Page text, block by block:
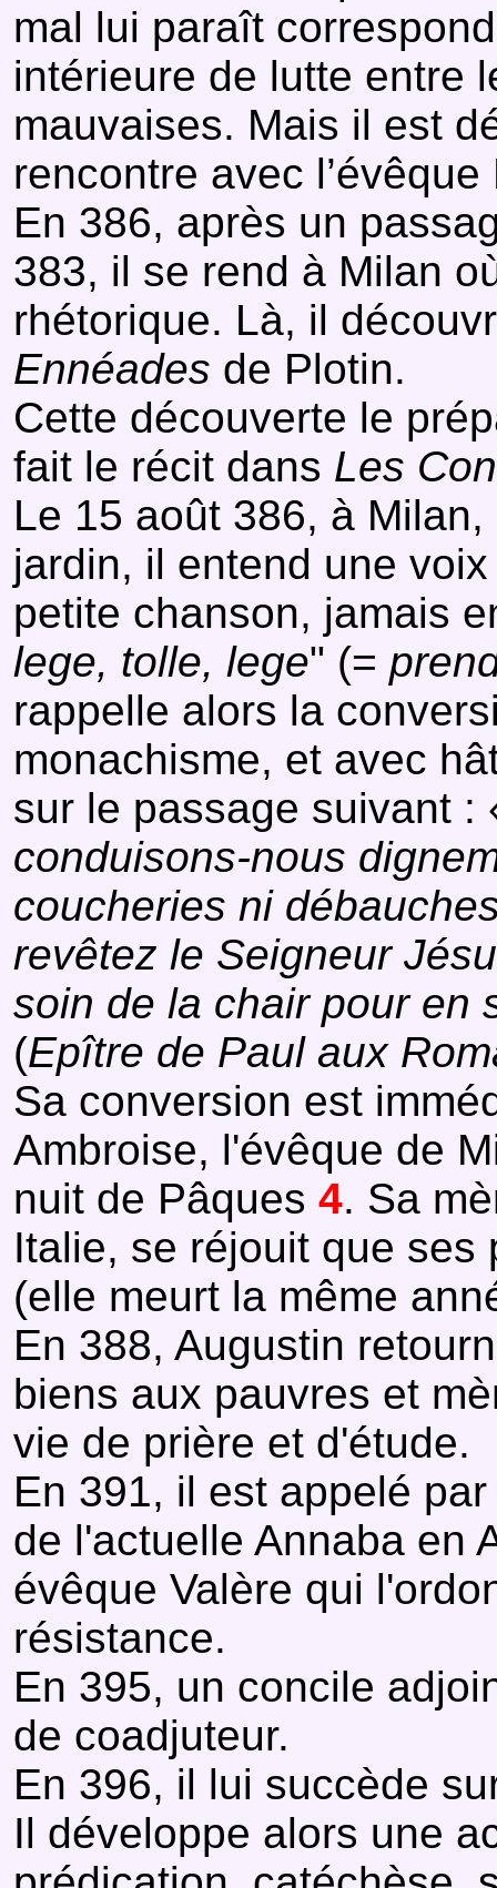
mal lui paraît
intérieure de lutte entre
mauvaises. Mais il est
rencontre avec
En 386, après un
383, il se rend à Milan
rhétorique. Là, il
Ennéades de Plotin.
Cette découverte le
fait le récit dans Les
Le 15 août 386, à
jardin, il entend une
petite chanson, jamais
lege, tolle, lege" (=
rappelle alors la
monachisme, et avec
sur le passage suivant :
conduisons-nous
coucheries ni
revêtez le Seigneur
soin de la chair pour en
(Epître de Paul aux
Sa conversion est
Ambroise, l'évêque de
nuit de Pâques 4. Sa
Italie, se réjouit que
(elle meurt la même
En 388, Augustin
biens aux pauvres et
vie de prière et d'étude.
En 391, il est appelé
de l'actuelle Annaba en
évêque Valère qui
résistance.
En 395, un concile
de coadjuteur.
En 396, il lui succède
Il développe alors une